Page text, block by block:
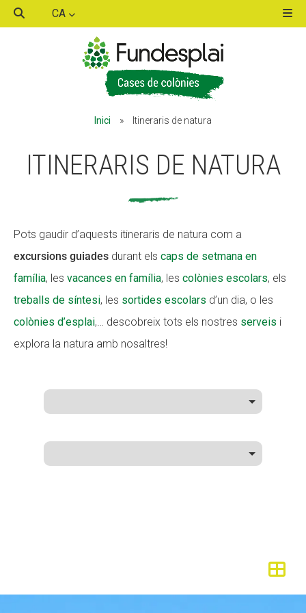
CA
Inici » Itineraris de natura
ITINERARIS DE NATURA
Pots gaudir d’aquests itineraris de natura com a
excursions guiades durant els caps de setmana en
família, les vacances en família, les colònies escolars, els
treballs de síntesi, les sortides escolars d’un dia, o les
colònies d’esplai,… descobreix tots els nostres serveis i
explora la natura amb nosaltres!
ACTIVITATS D'ESTIU
ALBERG CENTRE ESPLAI
FORMACIÓ
CASES DE COLÒNIES
ESPLAIS
SUPORT TERCER SECTOR
ACTIVITATS D'ESTIU
ALBERG CENTRE ESPLAI
FORMACIÓ
CASES DE COLÒNIES
ESPLAIS
SUPORT TERCER SECTOR